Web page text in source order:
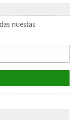
nuestas